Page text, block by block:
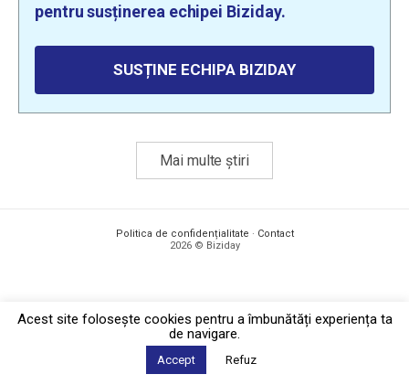
pentru susținerea echipei Biziday.
SUSȚINE ECHIPA BIZIDAY
Mai multe știri
Politica de confidențialitate · Contact
2026 © Biziday
Acest site foloseşte cookies pentru a îmbunătăți experiența ta
de navigare.
Accept Refuz